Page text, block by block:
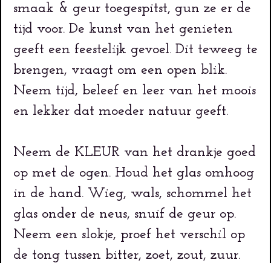
smaak & geur toegespitst, gun ze er de
tijd voor. De kunst van het genieten
geeft een feestelijk gevoel. Dit teweeg te
brengen, vraagt om een open blik.
Neem tijd, beleef en leer van het moois
en lekker dat moeder natuur geeft.
Neem de KLEUR van het drankje goed
op met de ogen. Houd het glas omhoog
in de hand. Wieg, wals, schommel het
glas onder de neus, snuif de geur op.
Neem een slokje, proef het verschil op
de tong tussen bitter, zoet, zout, zuur.